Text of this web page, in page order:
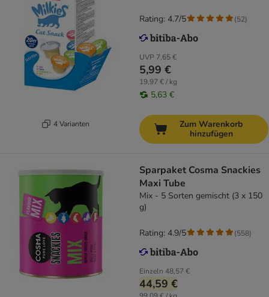
4 Varianten
UVP 7,65 €
5,99 €
19,97 € / kg
5,63 €
Rating: 4.7/5 (52)
Zum Warenkorb
hinzufügen
Sparpaket Cosma Snackies
Maxi Tube
Mix - 5 Sorten gemischt (3 x 150
g)
Einzeln 48,57 €
44,59 €
Rating: 4.9/5 (558)